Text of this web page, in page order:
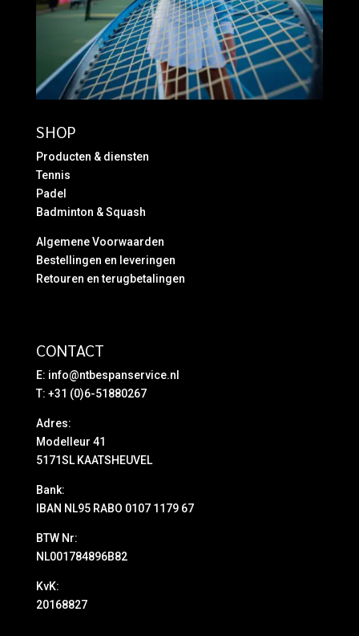
SHOP
Producten & diensten
Tennis
Padel
Badminton & Squash
Algemene Voorwaarden
Bestellingen en leveringen
Retouren en terugbetalingen
CONTACT
E: info@ntbespanservice.nl
T: +31 (0)6-51880267
Adres:
Modelleur 41
5171SL KAATSHEUVEL
Bank:
IBAN NL95 RABO 0107 1179 67
BTW Nr:
NL001784896B82
KvK:
20168827